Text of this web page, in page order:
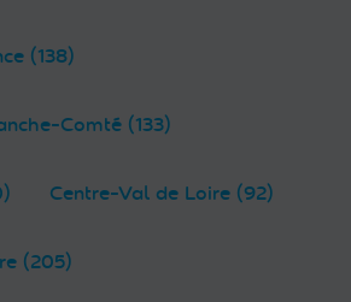
(138)
Comté (133)
Centre-Val de Loire (92)
(205)